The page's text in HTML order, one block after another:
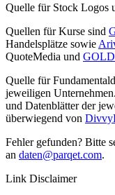
Quelle für Stock Logos
Quellen für Kurse sind
Handelsplätze sowie
QuoteMedia und
Quelle für
jeweiligen
und Datenblätter der
überwiegend von
Fehler gefunden? Bitte
an daten@parqet.com.
Link Disclaimer